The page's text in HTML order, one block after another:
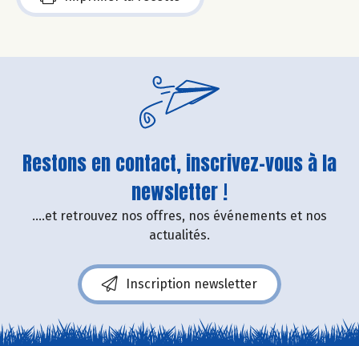
Restons en contact, inscrivez-vous à la
newsletter !
....et retrouvez nos offres, nos événements et nos
actualités.
Inscription newsletter